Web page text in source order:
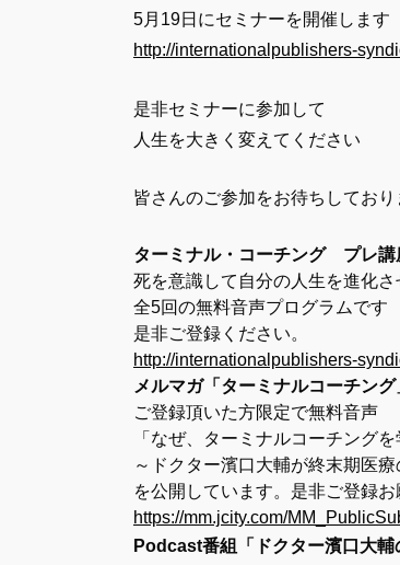
5月19日にセミナーを開催します
http://internationalpublishers-
是非セミナーに参加して
人生を大きく変えてください
皆さんのご参加をお待ちしており
ターミナル・コーチング プレ講
死を意識して自分の人生を進化さ
全5回の無料音声プログラムです
是非ご登録ください。
http://internationalpublishers-
メルマガ「ターミナルコーチング
ご登録頂いた方限定で無料音声
「なぜ、ターミナルコーチング
～ドクター濱口大輔が終末期医
を公開しています。是非ご登録お
https://mm.jcity.com/
Podcast番組「ドクター濱口大輔